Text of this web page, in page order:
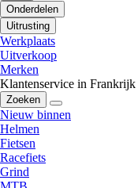
Onderdelen
Uitrusting
Werkplaats
Uitverkoop
Merken
Klantenservice in Frankrijk
Zoeken
Nieuw binnen
Helmen
Fietsen
Racefiets
Grind